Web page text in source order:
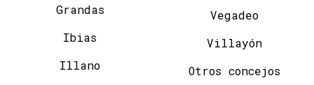
Grandas
Ibias
Illano
Vegadeo
Villayón
Otros concejos